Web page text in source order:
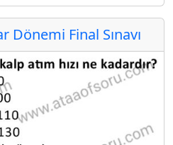
Dönemi Final Sınavı